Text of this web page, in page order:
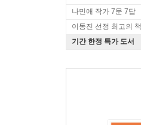
나민애 작가 7문 7답
이동진 선정 최고의 책
기간 한정 특가 도서